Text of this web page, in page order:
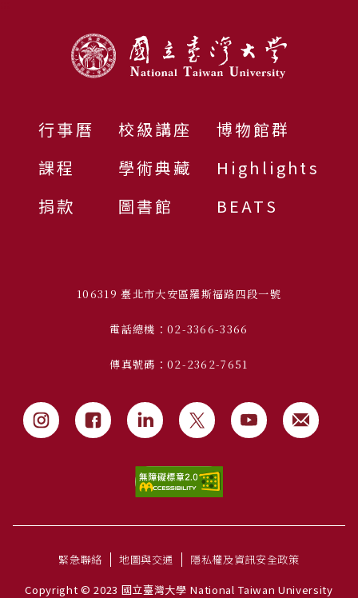
行事曆
課程
捐款
校級講座
學術典藏
圖書館
博物館群
Highlights
BEATS
106319 臺北市大安區羅斯福路四段一號
電話總機：02-3366-3366
傳真號碼：02-2362-7651
緊急聯絡 地圖與交通
隱私權及資訊安全政策
Copyright © 2023 國立臺灣大學 National Taiwan University